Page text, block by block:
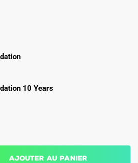
10 Years
Ajouter au panier